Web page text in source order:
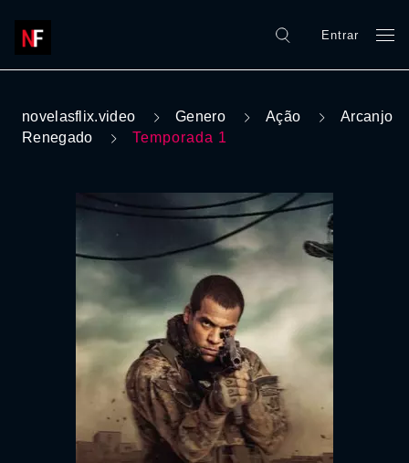
Entrar
novelasflix.video Genero Ação
Arcanjo
Renegado
Temporada 1